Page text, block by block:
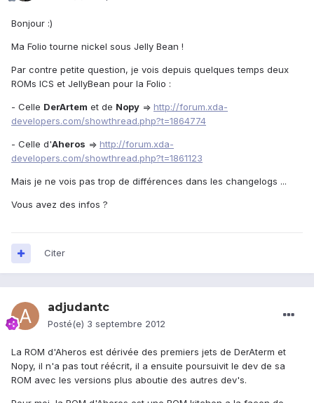
Bonjour :)
Ma Folio tourne nickel sous Jelly Bean !
Par contre petite question, je vois depuis quelques temps deux
ROMs ICS et JellyBean pour la Folio :
- Celle DerArtem et de Nopy => http://forum.xda-
developers.com/showthread.php?t=1864774
- Celle d'Aheros => http://forum.xda-
developers.com/showthread.php?t=1861123
Mais je ne vois pas trop de différences dans les changelogs ...
Vous avez des infos ?
Citer
adjudantc
Posté(e) 3 septembre 2012
La ROM d'Aheros est dérivée des premiers jets de DerAterm et
Nopy, il n'a pas tout réécrit, il a ensuite poursuivit le dev de sa
ROM avec les versions plus aboutie des autres dev's.